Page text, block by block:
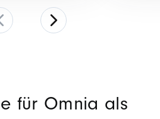
für Omnia als